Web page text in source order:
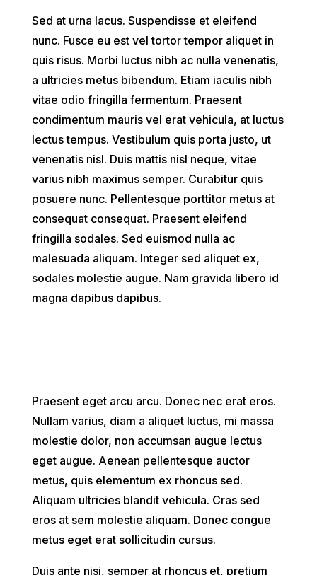
Sed at urna lacus. Suspendisse et eleifend
nunc. Fusce eu est vel tortor tempor aliquet in
quis risus. Morbi luctus nibh ac nulla venenatis,
a ultricies metus bibendum. Etiam iaculis nibh
vitae odio fringilla fermentum. Praesent
condimentum mauris vel erat vehicula, at luctus
lectus tempus. Vestibulum quis porta justo, ut
venenatis nisl. Duis mattis nisl neque, vitae
varius nibh maximus semper. Curabitur quis
posuere nunc. Pellentesque porttitor metus at
consequat consequat. Praesent eleifend
fringilla sodales. Sed euismod nulla ac
malesuada aliquam. Integer sed aliquet ex,
sodales molestie augue. Nam gravida libero id
magna dapibus dapibus.
Praesent eget arcu arcu. Donec nec erat eros.
Nullam varius, diam a aliquet luctus, mi massa
molestie dolor, non accumsan augue lectus
eget augue. Aenean pellentesque auctor
metus, quis elementum ex rhoncus sed.
Aliquam ultricies blandit vehicula. Cras sed
eros at sem molestie aliquam. Donec congue
metus eget erat sollicitudin cursus.
Duis ante nisi, semper at rhoncus et, pretium